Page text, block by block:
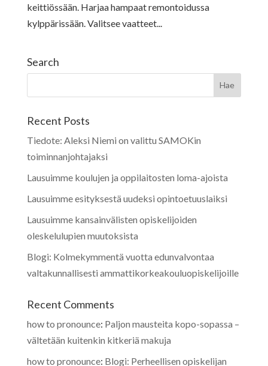
keittiössään. Harjaa hampaat remontoidussa
kylppärissään. Valitsee vaatteet...
Search
Recent Posts
Tiedote: Aleksi Niemi on valittu SAMOKin
toiminnanjohtajaksi
Lausuimme koulujen ja oppilaitosten loma-ajoista
Lausuimme esityksestä uudeksi opintoetuuslaiksi
Lausuimme kansainvälisten opiskelijoiden
oleskelulupien muutoksista
Blogi: Kolmekymmentä vuotta edunvalvontaa
valtakunnallisesti ammattikorkeakouluopiskelijoille
Recent Comments
how to pronounce: Paljon mausteita kopo-sopassa –
vältetään kuitenkin kitkeriä makuja
how to pronounce: Blogi: Perheellisen opiskelijan